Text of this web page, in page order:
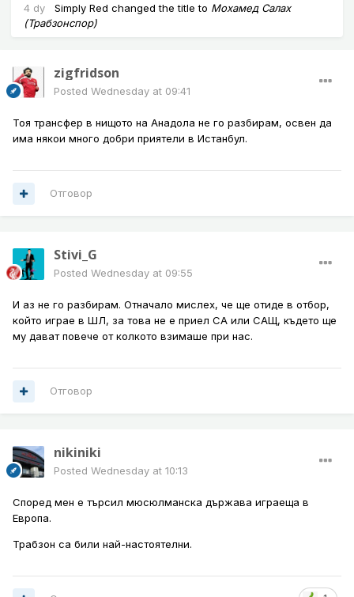
4 dy Simply Red changed the title to Мохамед Салах
(Трабзонспор)
zigfridson
Posted Wednesday at 09:41
Тоя трансфер в нищото на Анадола не го разбирам, освен да
има някои много добри приятели в Истанбул.
Отговор
Stivi_G
Posted Wednesday at 09:55
И аз не го разбирам. Отначало мислех, че ще отиде в отбор,
който играе в ШЛ, за това не е приел СА или САЩ, където ще
му дават повече от колкото взимаше при нас.
Отговор
nikiniki
Posted Wednesday at 10:13
Според мен е търсил мюсюлманска държава играеща в
Европа.
Трабзон са били най-настоятелни.